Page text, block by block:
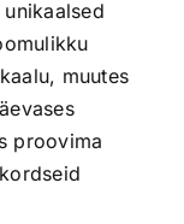
muutes
proovima